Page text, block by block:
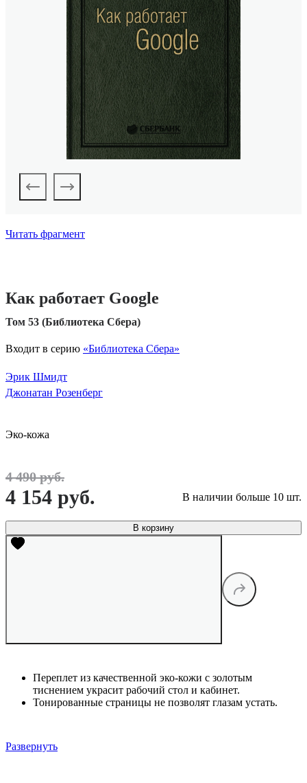
Читать фрагмент
Как работает Google
Том 53 (Библиотека Сбера)
Входит в серию «Библиотека Сбера»
Эрик Шмидт
Джонатан Розенберг
Эко-кожа
4 490 руб.
4 154 руб. В наличии больше 10 шт.
В корзину
Переплет из качественной эко-кожи с золотым
тиснением украсит рабочий стол и кабинет.
Тонированные страницы не позволят глазам устать.
Развернуть